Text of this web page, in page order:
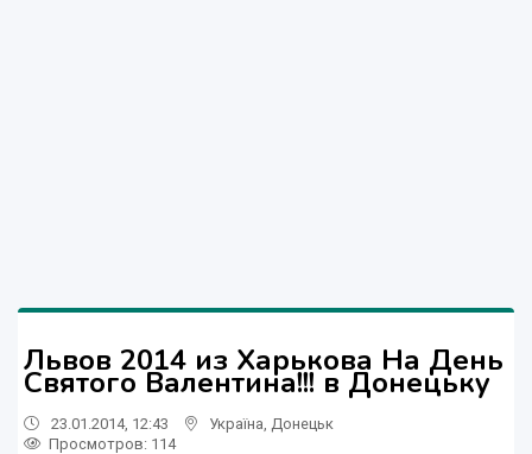
Львов 2014 из Харькова На День
Святого Валентина!!! в Донецьку
23.01.2014, 12:43 Україна Донецьк
Просмотров: 114